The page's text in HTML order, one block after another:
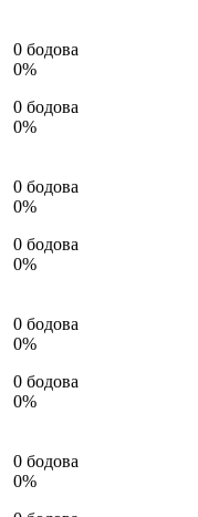
0 бодова
0%
0 бодова
0%
0 бодова
0%
0 бодова
0%
0 бодова
0%
0 бодова
0%
0 бодова
0%